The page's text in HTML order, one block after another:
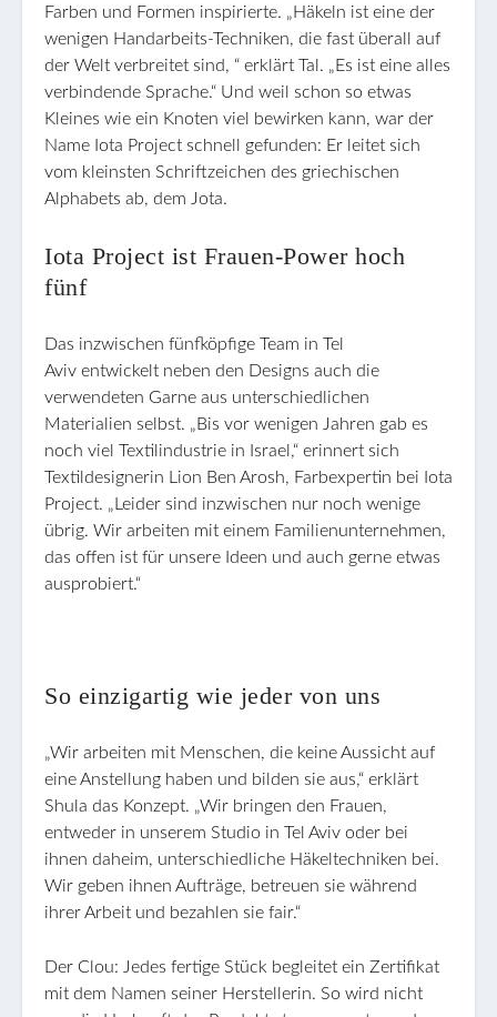
Farben und Formen inspirierte. „Häkeln ist eine der
wenigen Handarbeits-Techniken, die fast überall auf
der Welt verbreitet sind, “ erklärt Tal. „Es ist eine alles
verbindende Sprache.“ Und weil schon so etwas
Kleines wie ein Knoten viel bewirken kann, war der
Name Iota Project schnell gefunden: Er leitet sich
vom kleinsten Schriftzeichen des griechischen
Alphabets ab, dem Jota.
Iota Project ist Frauen-Power hoch
fünf
Das inzwischen fünfköpfige Team in Tel
Aviv entwickelt neben den Designs auch die
verwendeten Garne aus unterschiedlichen
Materialien selbst. „Bis vor wenigen Jahren gab es
noch viel Textilindustrie in Israel,“ erinnert sich
Textildesignerin Lion Ben Arosh, Farbexpertin bei Iota
Project. „Leider sind inzwischen nur noch wenige
übrig. Wir arbeiten mit einem Familienunternehmen,
das offen ist für unsere Ideen und auch gerne etwas
ausprobiert.“
So einzigartig wie jeder von uns
„Wir arbeiten mit Menschen, die keine Aussicht auf
eine Anstellung haben und bilden sie aus,“ erklärt
Shula das Konzept. „Wir bringen den Frauen,
entweder in unserem Studio in Tel Aviv oder bei
ihnen daheim, unterschiedliche Häkeltechniken bei.
Wir geben ihnen Aufträge, betreuen sie während
ihrer Arbeit und bezahlen sie fair.“
Der Clou: Jedes fertige Stück begleitet ein Zertifikat
mit dem Namen seiner Herstellerin. So wird nicht